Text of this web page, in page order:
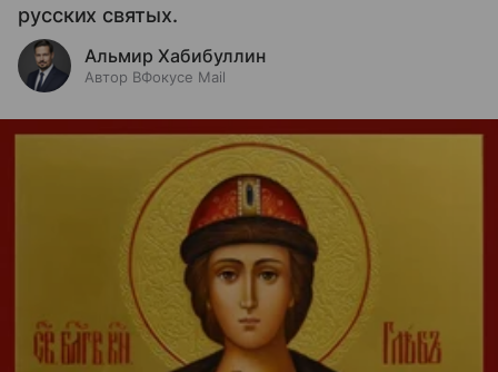
русских святых.
Альмир Хабибуллин
Автор ВФокусе Mail